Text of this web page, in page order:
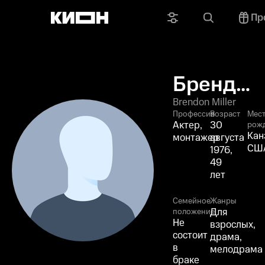
Брендон
Миллер
Brendon Miller
Профессия
Актер,
монтажер
Возраст
30
августа
1976,
49
лет
Семейное
положение
Не
состоит
в
браке
Жанры
Для
взрослых,
драма,
мелодрама